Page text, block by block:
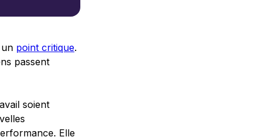
point critique.
passent
soient
Elle